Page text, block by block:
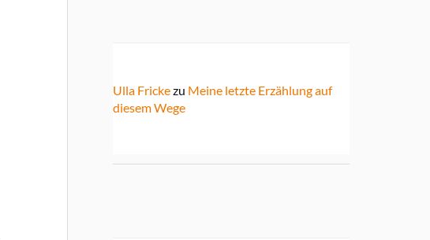
Ulla Frickezu Meine letzte Erzählung auf
diesem Wege